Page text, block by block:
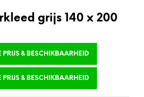
grijs 140 x 200
PRIJS & BESCHIKBAARHEID
PRIJS & BESCHIKBAARHEID